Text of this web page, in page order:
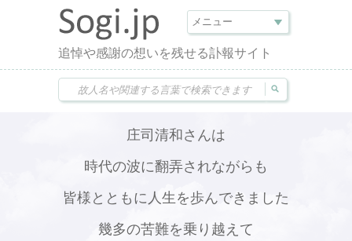
追悼や感謝の想いを残せる訃報サイト
庄司清和さんは
時代の波に翻弄されながらも
皆様とともに人生を歩んできました
幾多の苦難を乗り越えて